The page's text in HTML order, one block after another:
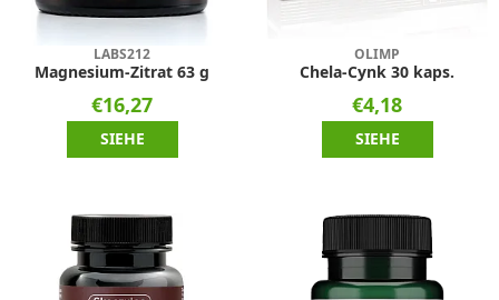
LABS212
Magnesium-Zitrat 63 g
€16,27
SIEHE
OLIMP
Chela-Cynk 30 kaps.
€4,18
SIEHE